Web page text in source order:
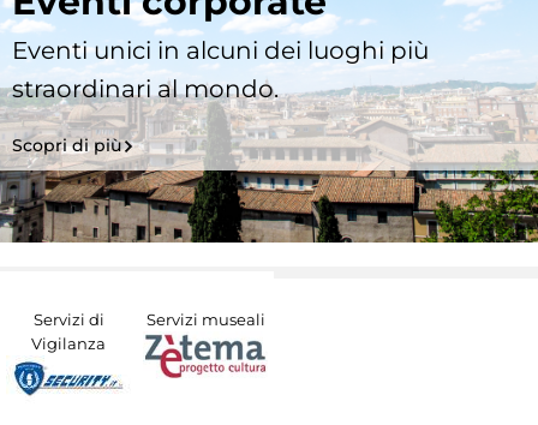
Eventi unici in alcuni dei luoghi più
straordinari al mondo.
Scopri di più
Servizi di
Vigilanza
Servizi museali